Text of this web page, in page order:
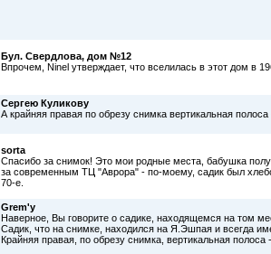
Бул. Свердлова, дом №12
Впрочем, Ninel утверждает, что вселилась в этот дом в
Сергею Куликову
А крайняя правая по обрезу снимка вертикальная
sorta
Спасибо за снимок! Это мои родные места, бабушка
за современным ТЦ "Аврора" - по-моему, садик был
70-е.
Grem'у
Наверное, Вы говорите о садике, находящемся на том
Садик, что на снимке, находился на Я.Эшпая и всегда
Крайняя правая, по обрезу снимка, вертикальная